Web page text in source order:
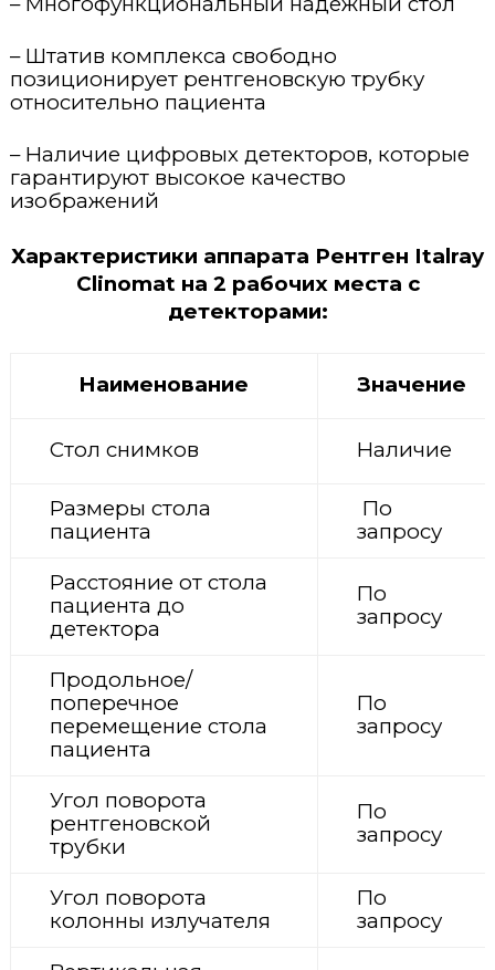
– Штатив комплекса свободно
позиционирует рентгеновскую трубку
относительно пациента
– Наличие цифровых детекторов, которые
гарантируют высокое качество
изображений
Характеристики аппарата Рентген Italray
Clinomat на 2 рабочих места с
детекторами:
Наименование Значение
Стол снимков Наличие
Размеры стола
пациента
По
запросу
Расстояние от стола
пациента до
детектора
По
запросу
Продольное/
поперечное
перемещение стола
пациента
По
запросу
Угол поворота
рентгеновской
трубки
По
запросу
Угол поворота
колонны излучателя
По
запросу